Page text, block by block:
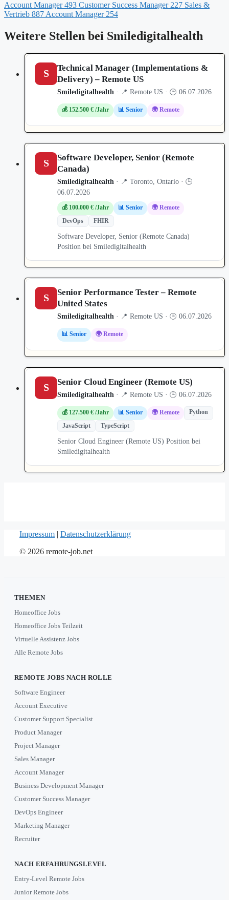
Account Manager 493 Customer Success Manager 227 Sales &
Vertrieb 887 Account Manager 254
Weitere Stellen bei Smiledigitalhealth
S
Technical Manager (Implementations &
Delivery) – Remote US
Smiledigitalhealth · 📍 Remote US · 🕒 06.07.2026
💰 152.500 € /Jahr 📊 Senior 🌍 Remote
S
Software Developer, Senior (Remote
Canada)
Smiledigitalhealth · 📍 Toronto, Ontario · 🕒
06.07.2026
💰 100.000 € /Jahr 📊 Senior
🌍 Remote
DevOps
FHIR
Software Developer, Senior (Remote Canada)
Position bei Smiledigitalhealth
S
Senior Performance Tester – Remote
United States
Smiledigitalhealth · 📍 Remote US · 🕒 06.07.2026
📊 Senior 🌍 Remote
S Senior Cloud Engineer (Remote US)
Smiledigitalhealth · 📍 Remote US · 🕒 06.07.2026
💰 127.500 € /Jahr 📊 Senior 🌍 Remote
Python
JavaScript
TypeScript
Senior Cloud Engineer (Remote US) Position bei
Smiledigitalhealth
Impressum | Datenschutzerklärung
© 2026 remote-job.net
THEMEN
Homeoffice Jobs
Homeoffice Jobs Teilzeit
Virtuelle Assistenz Jobs
Alle Remote Jobs
REMOTE JOBS NACH ROLLE
Software Engineer
Account Executive
Customer Support Specialist
Product Manager
Project Manager
Sales Manager
Account Manager
Business Development Manager
Customer Success Manager
DevOps Engineer
Marketing Manager
Recruiter
NACH ERFAHRUNGSLEVEL
Entry-Level Remote Jobs
Junior Remote Jobs